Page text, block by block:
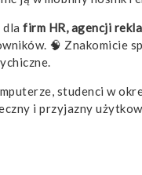
firm HR, agencji
🧠 Znakomicie
studenci w
i przyjazny